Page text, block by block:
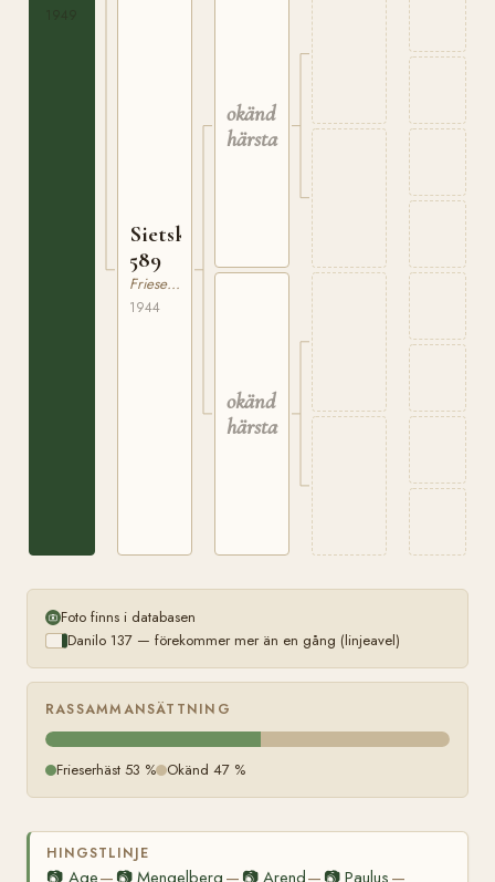
Sietske
589
Frieserhäst
1944
okänd
härstamning
okänd
härstamning
Foto finns i databasen
Danilo 137 — förekommer mer än en gång (linjeavel)
RASSAMMANSÄTTNING
Frieserhäst 53 % Okänd 47 %
HINGSTLINJE